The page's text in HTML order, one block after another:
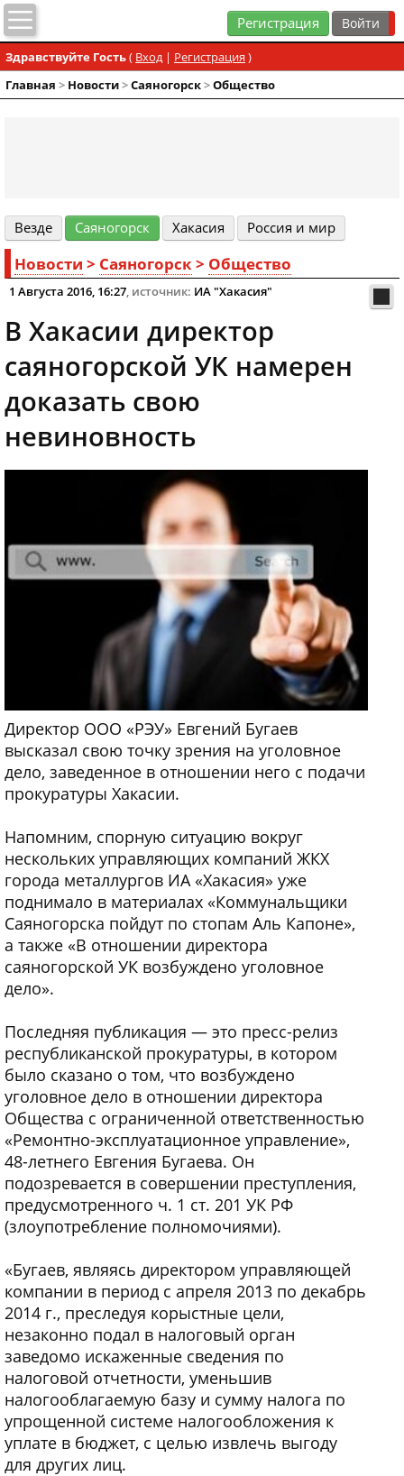
Регистрация
Здравствуйте Гость( Вход| Регистрация )
Главная > Новости>Cаяногорск>Общество
Везде Cаяногорск Хакасия Россия и мир
Новости > Cаяногорск> Общество
1 Августа 2016, 16:27, источник: ИА "Хакасия"
В Хакасии директор
саяногорской УК намерен
доказать свою
невиновность
Директор ООО «РЭУ» Евгений Бугаев
высказал свою точку зрения на уголовное
дело, заведенное в отношении него с подачи
прокуратуры Хакасии.
Напомним, спорную ситуацию вокруг
нескольких управляющих компаний ЖКХ
города металлургов ИА «Хакасия» уже
поднимало в материалах «Коммунальщики
Саяногорска пойдут по стопам Аль Капоне»,
а также «В отношении директора
саяногорской УК возбуждено уголовное
дело».
Последняя публикация — это пресс-релиз
республиканской прокуратуры, в котором
было сказано о том, что возбуждено
уголовное дело в отношении директора
Общества с ограниченной ответственностью
«Ремонтно-эксплуатационное управление»,
48-летнего Евгения Бугаева. Он
подозревается в совершении преступления,
предусмотренного ч. 1 ст. 201 УК РФ
(злоупотребление полномочиями).
«Бугаев, являясь директором управляющей
компании в период с апреля 2013 по декабрь
2014 г., преследуя корыстные цели,
незаконно подал в налоговый орган
заведомо искаженные сведения по
налоговой отчетности, уменьшив
налогооблагаемую базу и сумму налога по
упрощенной системе налогообложения к
уплате в бюджет, с целью извлечь выгоду
для других лиц.